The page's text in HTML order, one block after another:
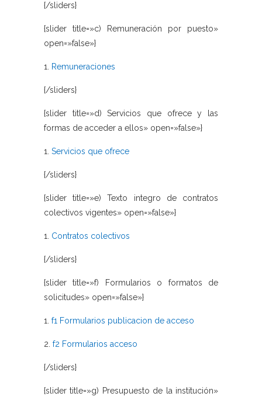
{/sliders}
{slider title=»c) Remuneración por puesto»
open=»false»}
1. Remuneraciones
{/sliders}
{slider title=»d) Servicios que ofrece y las
formas de acceder a ellos» open=»false»}
1. Servicios que ofrece
{/sliders}
{slider title=»e) Texto integro de contratos
colectivos vigentes» open=»false»}
1. Contratos colectivos
{/sliders}
{slider title=»f) Formularios o formatos de
solicitudes» open=»false»}
1. f1 Formularios publicacion de acceso
2. f2 Formularios acceso
{/sliders}
{slider title=»g) Presupuesto de la institución»